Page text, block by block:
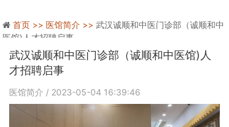
首页 >> 医馆简介 >> 武汉诚顺和中医门诊部（诚顺和中
医馆)人才招聘启事
武汉诚顺和中医门诊部（诚顺和中医馆)人
才招聘启事
医馆简介 / 2023-05-04 16:39:46